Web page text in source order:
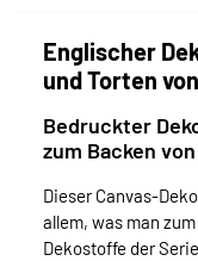
Englischer
und Torten
Bedruckter
zum Backen
Dieser Canvas-
allem, was man
Dekostoffe der